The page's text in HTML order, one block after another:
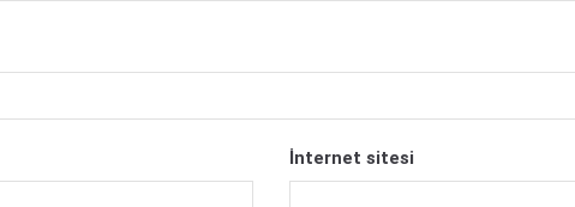
İnternet sitesi